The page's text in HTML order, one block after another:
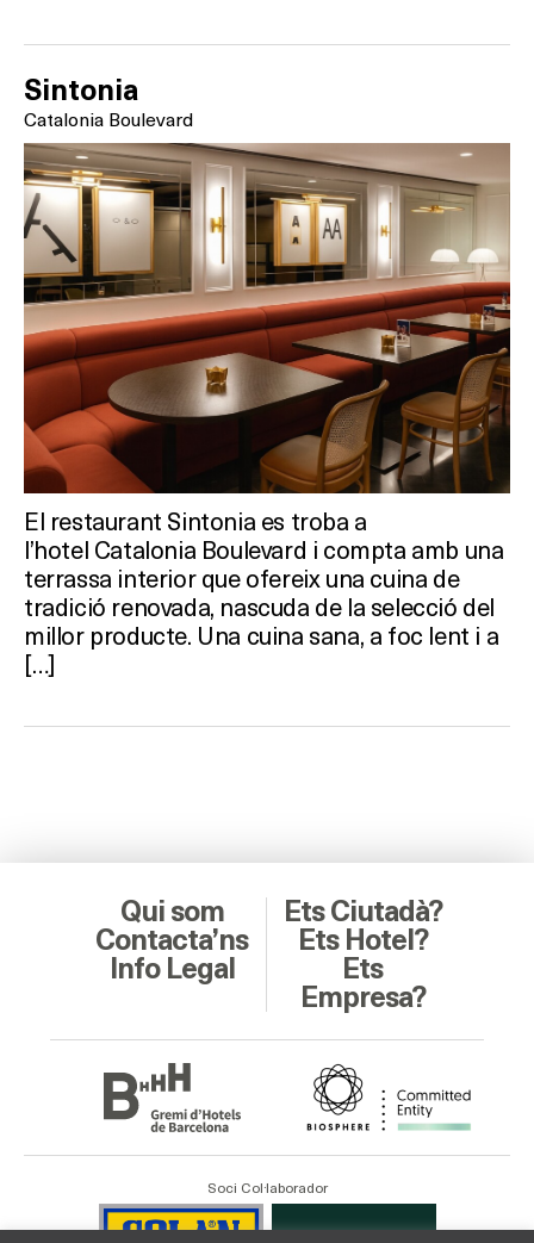
Sintonia
Catalonia Boulevard
El restaurant Sintonia es troba a
l’hotel Catalonia Boulevard i compta amb una
terrassa interior que ofereix una cuina de
tradició renovada, nascuda de la selecció del
millor producte. Una cuina sana, a foc lent i a
[…]
Qui som
Contacta’ns
Info Legal
Ets Ciutadà?
Ets Hotel?
Ets
Empresa?
Soci Col·laborador